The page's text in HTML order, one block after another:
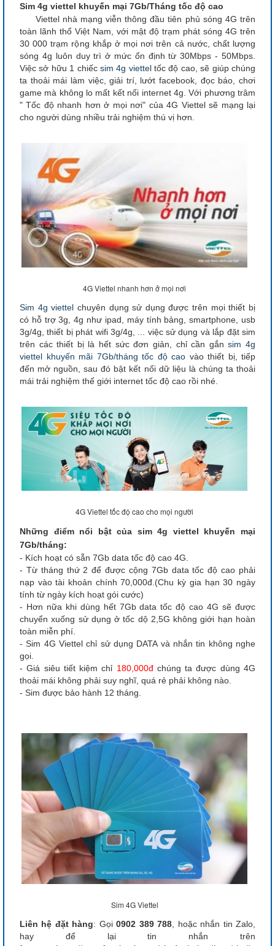
Sim 4g viettel khuyến mại 7Gb/Tháng tốc độ cao
Viettel nhà mạng viễn thông đầu tiên phủ sóng 4G trên
toàn lãnh thổ Việt Nam, với mật độ trạm phát sóng 4G trên
30 000 trạm rộng khắp ở mọi nơi trên cả nước, chất lượng
sóng 4g luôn duy trì ở mức ổn định từ 30Mbps - 50Mbps.
Việc sở hữu 1 chiếc sim 4g vietteltốc độ cao, sẽ giúp chúng
ta thoải mái làm việc, giải trí, lướt facebook, đọc báo, chơi
game mà không lo mất kết nối internet 4g. Với phương trâm
" Tốc độ nhanh hơn ở mọi nơi" của 4G Viettel sẽ mạng lại
cho người dùng nhiều trải nghiệm thú vị hơn.
4G Viettel nhanh hơn ở mọi nơi
Sim 4g viettel chuyên dụng sử dụng được trên mọi thiết bị
có hỗ trợ 3g, 4g như ipad, máy tính bảng, smartphone, usb
3g/4g, thiết bị phát wifi 3g/4g, ... việc sử dụng và lắp đặt sim
trên các thiết bị là hết sức đơn giản, chỉ cần gắnsim 4g
viettel khuyến mãi 7Gb/tháng tốc độ cao vào thiết bị, tiếp
đến mở nguồn, sau đó bật kết nối dữ liệu là chúng ta thoải
mái trải nghiệm thế giới internet tốc độ cao rồi nhé.
4G Viettel tốc độ cao cho mọi người
Những điểm nổi bật của sim 4g viettel khuyến mại
7Gb/tháng:
- Kích hoạt có sẵn 7Gb data tốc độ cao 4G.
- Từ tháng thứ 2 để được cộng 7Gb data tốc độ cao phải
nạp vào tài khoản chính 70,000đ.(Chu kỳ gia hạn 30 ngày
tính từ ngày kích hoạt gói cước)
- Hơn nữa khi dùng hết 7Gb data tốc độ cao 4G sẽ được
chuyển xuống sử dụng ở tốc dộ 2,5G không giới hạn hoàn
toàn miễn phí.
- Sim 4G Viettel chỉ sử dụng DATA và nhắn tin không nghe
gọi.
- Giá siêu tiết kiệm chỉ 180,000đchúng ta được dùng 4G
thoải mái không phải suy nghĩ, quá rẻ phải không nào.
- Sim được bảo hành 12 tháng.
Sim 4G Viettel
Liên hệ đặt hàng: Gọi0902 389 788 , hoặc nhắn tin Zalo,
hay để lại tin nhắn trên